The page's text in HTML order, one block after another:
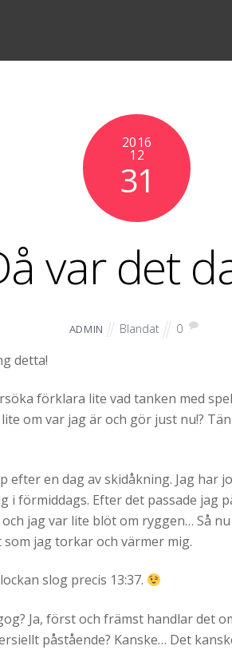
2016
12
31
var det
ADMIN Blandat 0
detta!
förklara lite vad tanken med
om var jag är och gör just nu!?
efter en dag av skidåkning. Jag har
i förmiddags. Efter det passade jag
jag var lite blöt om ryggen… Så
jag torkar och värmer mig.
slog precis 13:37.
Ja, först och främst handlar det
påstående? Kanske… Det